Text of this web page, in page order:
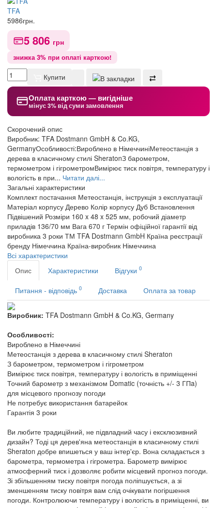
TFA
5986грн.
5 806 грн
знижка 3% при оплаті карткою!
Купити
Оплата карткою — вигідніше
мінус 3% від суми замовлення
Скорочений опис
Виробник: TFA Dostmann GmbH & Co.KG,
GermanyОсобливості:Вироблено в НімеччиніМетеостанція з
дерева в класичному стилі SheratonЗ барометром,
термометром і гігрометромВимірює тиск повітря, температуру і
вологість в при... Читати далі...
Загальні характеристики
Комплект постачання Метеостанція, інструкція з експлуатації
Матеріал корпусу Дерево Колір корпусу Дуб Встановлення
Підвішений Розміри 160 x 48 x 525 мм, робочий діаметр
приладів 136/70 мм Вага 670 г Термін офіційної гарантії від
виробника 3 роки ТМ TFA Dostmann GmbH Країна реєстрації
бренду Німеччина Країна-виробник Німеччина
Всі характеристики
Опис
Характеристики Відгуки 0
Питання - відповідь 0 Доставка Оплата за товар
Виробник: TFA Dostmann GmbH & Co.KG, Germany
Особливості:
Вироблено в Німеччині
Метеостанція з дерева в класичному стилі Sheraton
З барометром, термометром і гігрометром
Вимірює тиск повітря, температуру і вологість в приміщенні
Точний барометр з механізмом Domatic (точність +/- 3 ГПa)
для місцевого прогнозу погоди
Не потребує використання батарейок
Гарантія 3 роки
Ви любите традиційний, не підвладний часу і ексклюзивний
дизайн? Тоді ця дерев'яна метеостанція в класичному стилі
Sheraton добре впишеться у ваш інтер'єр. Вона складається з
барометра, термометра і гігрометра. Барометр вимірює
атмосферний тиск і дозволяє робити місцевий прогноз погоди.
Зі збільшенням тиску повітря погода поліпшується, а зі
зменшенням тиску повітря вам слід очікувати погіршення
погоди. Контролюючи температуру і вологість в приміщенні, ви